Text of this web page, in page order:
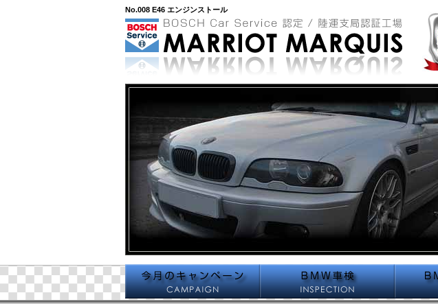
No.008 E46 エンジンストール